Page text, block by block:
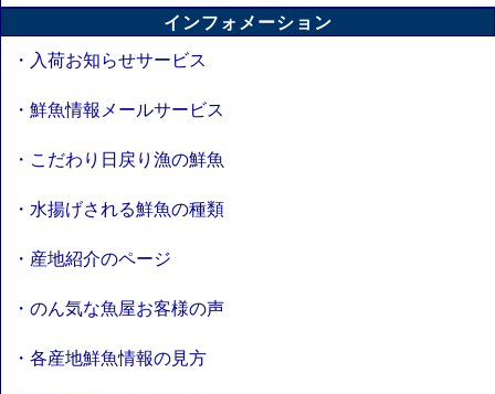
インフォメーション
・入荷お知らせサービス
・鮮魚情報メールサービス
・こだわり日戻り漁の鮮魚
・水揚げされる鮮魚の種類
・産地紹介のページ
・のん気な魚屋お客様の声
・各産地鮮魚情報の見方